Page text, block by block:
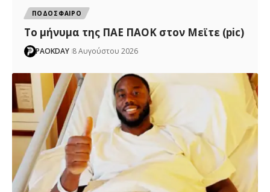
ΠΟΔΟΣΦΑΙΡΟ
Το μήνυμα της ΠΑΕ ΠΑΟΚ στον Μεϊτε (pic)
PAOKDAY 8 Αυγούστου 2026